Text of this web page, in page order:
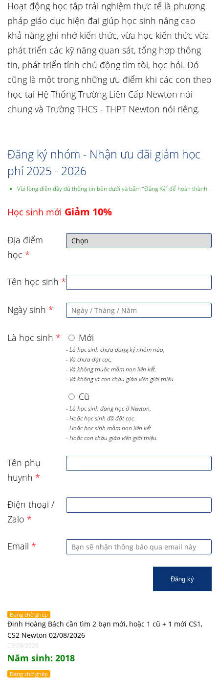
Hoạt động học tập trải nghiệm thực tế là phương
pháp giáo dục hiện đại giúp học sinh nâng cao
khả năng ghi nhớ kiến thức, vừa học kiến thức vừa
phát triển các kỹ năng quan sát, tổng hợp thông
tin, phát triển tính chủ động tìm tòi, học hỏi. Đó
cũng là một trong những ưu điểm khi các con theo
học tại Hệ Thống Trường Liên Cấp Newton nói
chung và Trường THCS - THPT Newton nói riêng.
Đăng ký nhóm - Nhận ưu đãi giảm học
phí 2025 - 2026
Vùi lòng điền đầy đủ thông tin bên dưới và bấm “Đăng Ký” để hoàn thành.
Học sinh mới Giảm 10%
Địa điểm
học *
Tên học sinh *
Ngày sinh *
Là học sinh * Mới
- Là học sinh chưa đăng ký nhóm nào,
- Và chưa đặt cọc,
- Và không thuộc mầm non liên kết.
- Và không là con cháu giáo viên giới thiệu.
Cũ
- Là học sinh đang học ở Newton,
- Hoặc học sinh đã đặt cọc.
- Hoặc học sinh mầm non liên kết
- Hoặc con cháu giáo viên giới thiệu.
Tên phụ
huynh *
Điện thoại /
Zalo *
Email *
Đăng ký
Đang chờ ghép
Đinh Hoàng Bách cần tìm 2 bạn mới, hoặc 1 cũ + 1 mới CS1,
CS2 Newton 02/08/2026
03/08/2026
Năm sinh: 2018
Đang chờ ghép